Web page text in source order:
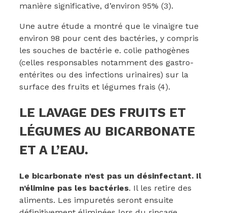
manière significative, d’environ 95% (3).
Une autre étude a montré que le vinaigre tue
environ 98 pour cent des bactéries, y compris
les souches de bactérie e. colie pathogènes
(celles responsables notamment des gastro-
entérites ou des infections urinaires) sur la
surface des fruits et légumes frais (4).
LE LAVAGE DES FRUITS ET
LÉGUMES AU BICARBONATE
ET A L’EAU.
Le bicarbonate n’est pas un désinfectant. Il
n’élimine pas les bactéries. Il les retire des
aliments. Les impuretés seront ensuite